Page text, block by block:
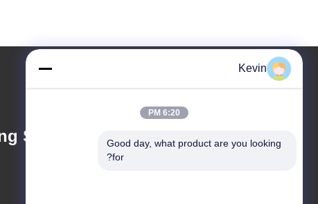
Stainless Steel
Kevin
6:20 PM
Good day, what product are you looking
for?